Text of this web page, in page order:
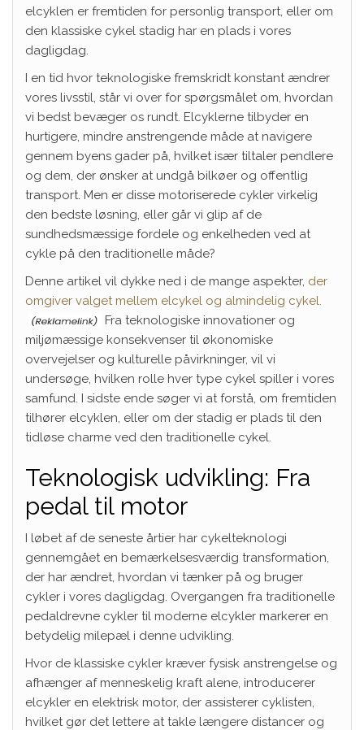
elcyklen er fremtiden for personlig transport, eller om
den klassiske cykel stadig har en plads i vores
dagligdag.
I en tid hvor teknologiske fremskridt konstant ændrer
vores livsstil, står vi over for spørgsmålet om, hvordan
vi bedst bevæger os rundt. Elcyklerne tilbyder en
hurtigere, mindre anstrengende måde at navigere
gennem byens gader på, hvilket især tiltaler pendlere
og dem, der ønsker at undgå bilkøer og offentlig
transport. Men er disse motoriserede cykler virkelig
den bedste løsning, eller går vi glip af de
sundhedsmæssige fordele og enkelheden ved at
cykle på den traditionelle måde?
Denne artikel vil dykke ned i de mange aspekter, der
omgiver valget mellem elcykel og almindelig cykel.
Fra teknologiske innovationer og
miljømæssige konsekvenser til økonomiske
overvejelser og kulturelle påvirkninger, vil vi
undersøge, hvilken rolle hver type cykel spiller i vores
samfund. I sidste ende søger vi at forstå, om fremtiden
tilhører elcyklen, eller om der stadig er plads til den
tidløse charme ved den traditionelle cykel.
Teknologisk udvikling: Fra
pedal til motor
I løbet af de seneste årtier har cykelteknologi
gennemgået en bemærkelsesværdig transformation,
der har ændret, hvordan vi tænker på og bruger
cykler i vores dagligdag. Overgangen fra traditionelle
pedaldrevne cykler til moderne elcykler markerer en
betydelig milepæl i denne udvikling.
Hvor de klassiske cykler kræver fysisk anstrengelse og
afhænger af menneskelig kraft alene, introducerer
elcykler en elektrisk motor, der assisterer cyklisten,
hvilket gør det lettere at takle længere distancer og